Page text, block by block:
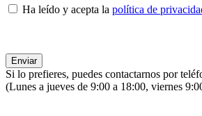
Ha leído y acepta la política de
Si lo prefieres, puedes contactarnos por
(Lunes a jueves de 9:00 a 18:00, viernes